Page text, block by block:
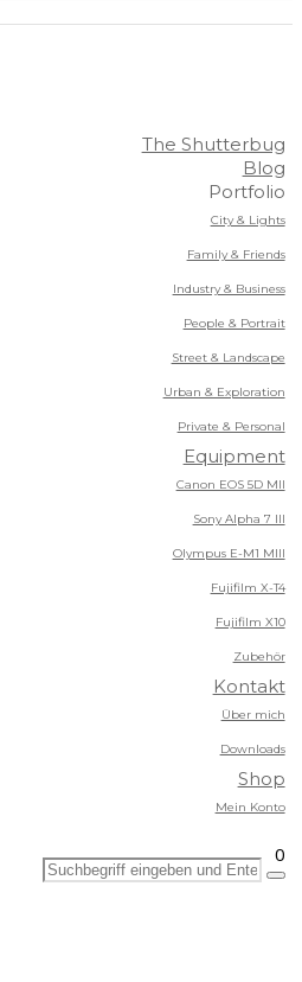
The Shutterbug
Blog
Portfolio
City & Lights
Family & Friends
Industry & Business
People & Portrait
Street & Landscape
Urban & Exploration
Private & Personal
Equipment
Canon EOS 5D MII
Sony Alpha 7 III
Olympus E-M1 MIII
Fujifilm X-T4
Fujifilm X10
Zubehör
Kontakt
Über mich
Downloads
Shop
Mein Konto
0